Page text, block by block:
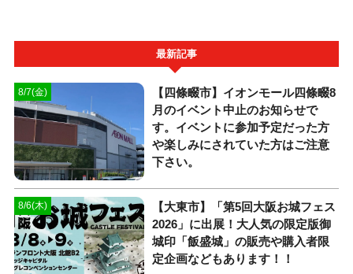
最新記事
8/7(金)
【四條畷市】イオンモール四條畷8
月のイベント中止のお知らせで
す。イベントに参加予定だった方
や楽しみにされていた方はご注意
下さい。
8/6(木)
【大東市】「第5回大阪お城フェス
2026」に出展！大人気の限定版御
城印「飯盛城」の販売や購入者限
定企画などもあります！！